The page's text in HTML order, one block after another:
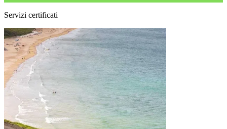
Servizi certificati